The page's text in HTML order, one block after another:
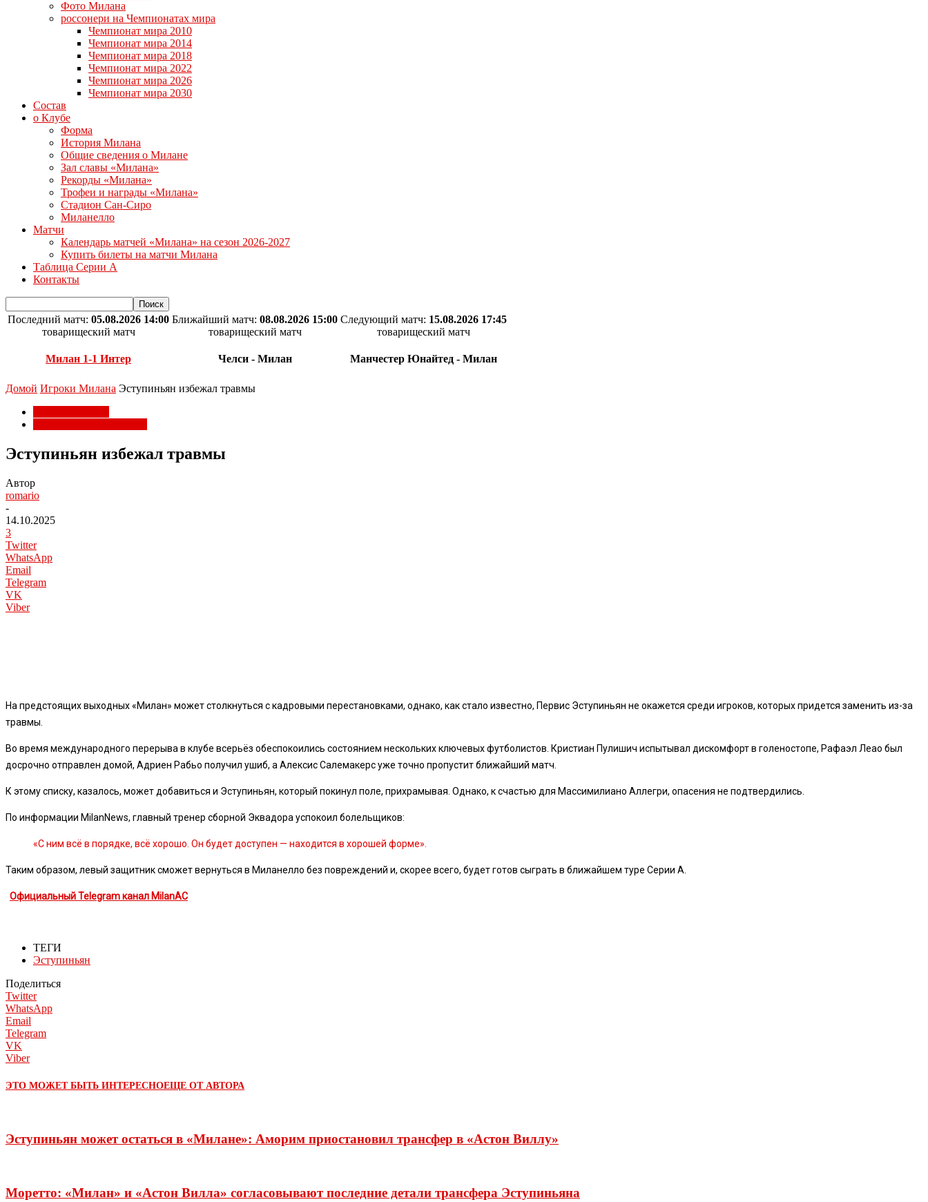
Фото Милана
россонери на Чемпионатах мира
Чемпионат мира 2010
Чемпионат мира 2014
Чемпионат мира 2018
Чемпионат мира 2022
Чемпионат мира 2026
Чемпионат мира 2030
Состав
о Клубе
Форма
История Милана
Общие сведения о Милане
Зал славы «Милана»
Рекорды «Милана»
Трофеи и награды «Милана»
Стадион Сан-Сиро
Миланелло
Матчи
Календарь матчей «Милана» на сезон 2026-2027
Купить билеты на матчи Милана
Таблица Серии А
Контакты
Последний матч: 05.08.2026 14:00
товарищеский матч
Милан 1-1 Интер
Ближайший матч: 08.08.2026 15:00
товарищеский матч
Челси - Милан
Следующий матч: 15.08.2026 17:45
товарищеский матч
Манчестер Юнайтед - Милан
Домой Игроки Милана Эступиньян избежал травмы
Эступиньян избежал травмы
Автор
romario
-
14.10.2025
3
Twitter
WhatsApp
Email
Telegram
VK
Viber
На предстоящих выходных «Милан» может столкнуться с кадровыми перестановками, однако, как стало известно, Первис Эступиньян не окажется среди игроков, которых придется заменить из-за
травмы.
Во время международного перерыва в клубе всерьёз обеспокоились состоянием нескольких ключевых футболистов. Кристиан Пулишич испытывал дискомфорт в голеностопе, Рафаэл Леао был
досрочно отправлен домой, Адриен Рабьо получил ушиб, а Алексис Салемакерс уже точно пропустит ближайший матч.
К этому списку, казалось, может добавиться и Эступиньян, который покинул поле, прихрамывая. Однако, к счастью для Массимилиано Аллегри, опасения не подтвердились.
По информации MilanNews, главный тренер сборной Эквадора успокоил болельщиков:
«С ним всё в порядке, всё хорошо. Он будет доступен — находится в хорошей форме».
Таким образом, левый защитник сможет вернуться в Миланелло без повреждений и, скорее всего, будет готов сыграть в ближайшем туре Серии A.
Официальный Telegram канал MilanAC
ТЕГИ
Эступиньян
Поделиться
Twitter
WhatsApp
Email
Telegram
VK
Viber
ЭТО МОЖЕТ БЫТЬ ИНТЕРЕСНОЕЩЕ ОТ АВТОРА
Эступиньян может остаться в «Милане»: Аморим приостановил трансфер в «Астон Виллу»
Моретто: «Милан» и «Астон Вилла» согласовывают последние детали трансфера Эступиньяна